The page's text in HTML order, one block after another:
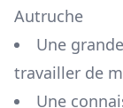
Autruche
Une
travailler de
Une